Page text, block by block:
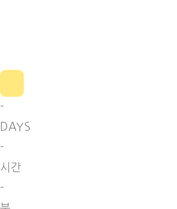
-
DAYS
-
시간
-